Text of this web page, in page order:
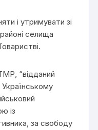
і утримувати зі
селища
“відданий
Українському
із
за свободу